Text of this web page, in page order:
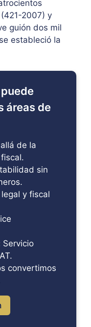
2007) y
guión dos mil
estableció la
áreas de
de la
sin
y fiscal
Servicio
convertimos